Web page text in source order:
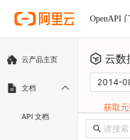
OpenAPI
云产品主页
文档
API 文档
云数
2014-
获取